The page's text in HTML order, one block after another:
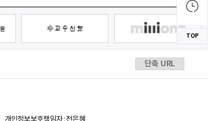
TOP
단축 URL
개인정보보호책임자 : 전은혜